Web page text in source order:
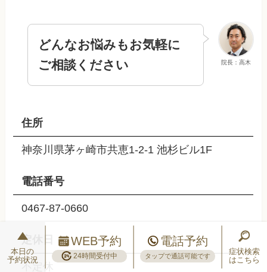
院長：高木
どんなお悩みもお気軽に
ご相談ください
住所
神奈川県茅ヶ崎市共恵1-2-1 池杉ビル1F
電話番号
0467-87-0660
定休日
不定休
本日の
予約状況
WEB予約
24時間受付中
電話予約
タップで通話可能です
症状検索
はこちら